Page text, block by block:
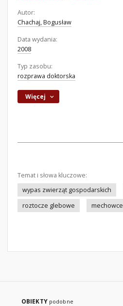
Autor:
Chachaj, Bogusław
Data wydania:
2008
Typ zasobu:
rozprawa doktorska
Więcej
Temat i słowa kluczowe:
wypas zwierząt gospodarskich
roztocze glebowe
mechowce
OBIEKTY podobne